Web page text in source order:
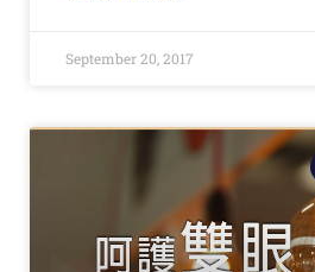
September 20, 2017